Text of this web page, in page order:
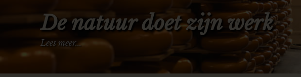
De natuur doet zijn werk
Lees meer...